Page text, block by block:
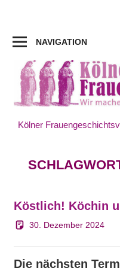
springen
NAVIGATION
Kölner
Köstlich! Köchin
30. Dezember 2024
Die nächsten